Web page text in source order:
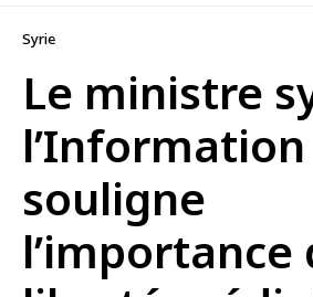
Syrie
Le ministre
l’Information
souligne
l’importance